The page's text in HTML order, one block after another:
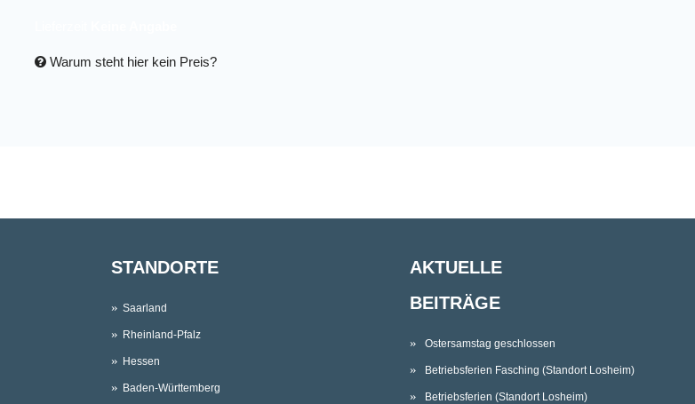
Warum steht hier kein Preis?
STANDORTE
Saarland
Rheinland-Pfalz
Hessen
Baden-Württemberg
AKTUELLE
BEITRÄGE
Ostersamstag geschlossen
Betriebsferien Fasching (Standort Losheim)
Betriebsferien (Standort Losheim)